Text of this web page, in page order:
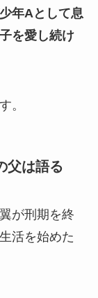
年Aとして息
を愛し続け
。
父は語る
が刑期を終
活を始めた